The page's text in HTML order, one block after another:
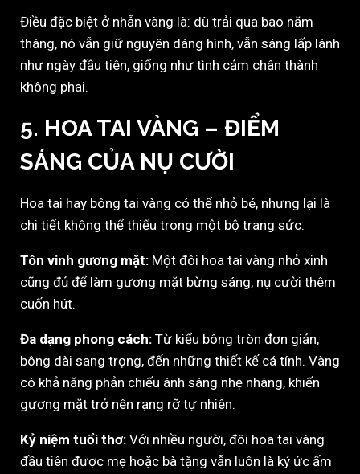
Điều đặc biệt ở nhẫn vàng là: dù trải qua bao năm
tháng, nó vẫn giữ nguyên dáng hình, vẫn sáng lấp lánh
như ngày đầu tiên, giống như tình cảm chân thành
không phai.
5. HOA TAI VÀNG – ĐIỂM
SÁNG CỦA NỤ CƯỜI
Hoa tai hay bông tai vàng có thể nhỏ bé, nhưng lại là
chi tiết không thể thiếu trong một bộ trang sức.
Tôn vinh gương mặt: Một đôi hoa tai vàng nhỏ xinh
cũng đủ để làm gương mặt bừng sáng, nụ cười thêm
cuốn hút.
Đa dạng phong cách: Từ kiểu bông tròn đơn giản,
bông dài sang trọng, đến những thiết kế cá tính. Vàng
có khả năng phản chiếu ánh sáng nhẹ nhàng, khiến
gương mặt trở nên rạng rỡ tự nhiên.
Kỷ niệm tuổi thơ: Với nhiều người, đôi hoa tai vàng
đầu tiên được mẹ hoặc bà tặng vẫn luôn là ký ức ấm